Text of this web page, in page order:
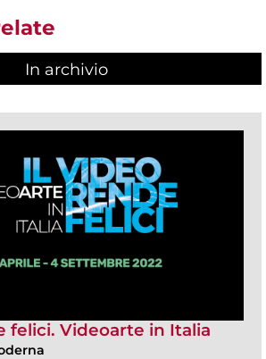
In archivio
felici. Videoarte in Italia